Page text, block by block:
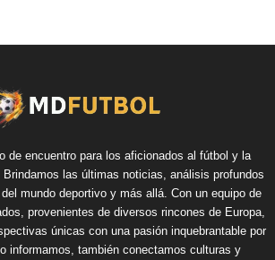
de encuentro para los aficionados al fútbol y la
las últimas noticias, análisis profundos
mundo deportivo y más allá. Con un equipo de
provenientes de diversos rincones de Europa,
únicas con una pasión inquebrantable por
informamos, también conectamos culturas y